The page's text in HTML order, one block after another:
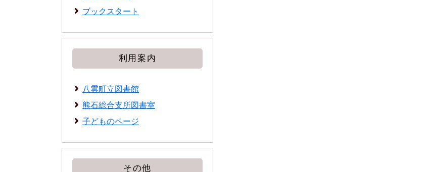
ブックスタート
利用案内
八雲町立図書館
熊石総合支所図書室
子どものページ
その他